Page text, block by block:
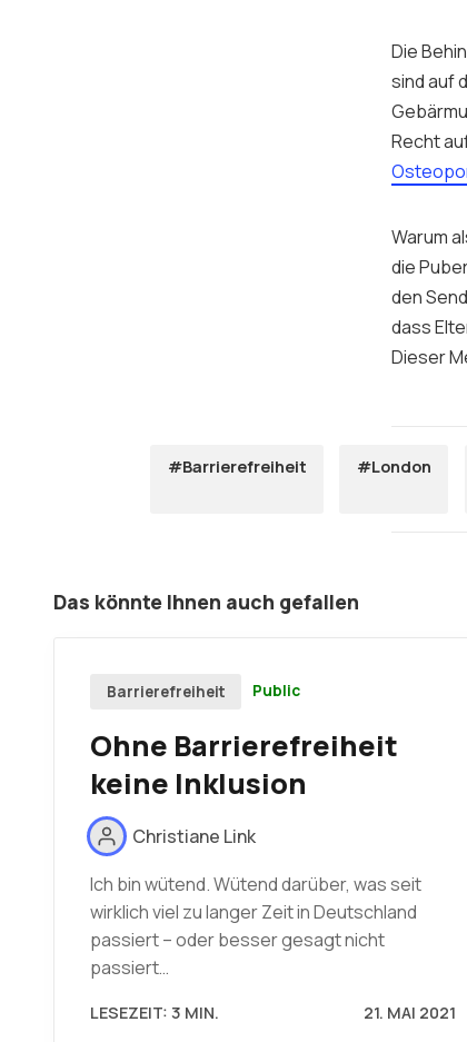
Die
sind auf
Recht
Warum
die
den
dass
Dieser
#Barrierefreiheit #London
Das könnte Ihnen auch gefallen
Barrierefreiheit Public
Ohne Barrierefreiheit
keine Inklusion
Christiane Link
Ich bin wütend. Wütend darüber, was seit
wirklich viel zu langer Zeit in Deutschland
passiert – oder besser gesagt nicht
passiert…
LESEZEIT: 3 MIN. 21. MAI 2021